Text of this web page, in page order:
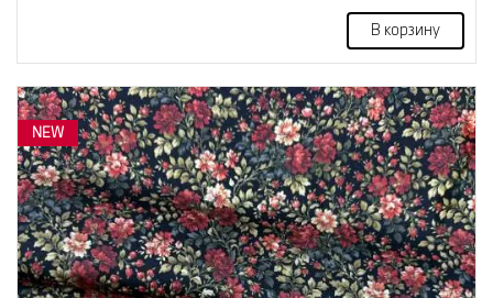
В корзину
NEW